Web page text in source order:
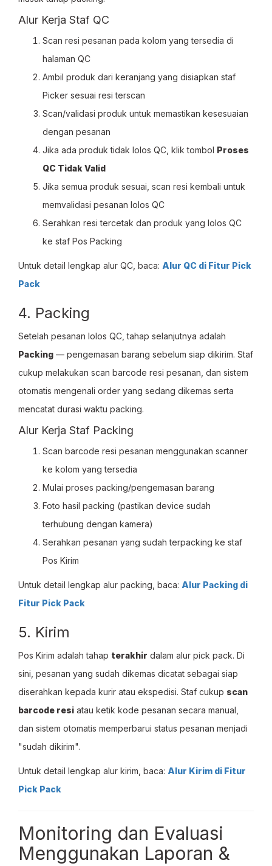
Alur Kerja Staf QC
Scan resi pesanan pada kolom yang tersedia di
halaman QC
Ambil produk dari keranjang yang disiapkan staf
Picker sesuai resi terscan
Scan/validasi produk untuk memastikan kesesuaian
dengan pesanan
Jika ada produk tidak lolos QC, klik tombol Proses
QC Tidak Valid
Jika semua produk sesuai, scan resi kembali untuk
memvalidasi pesanan lolos QC
Serahkan resi tercetak dan produk yang lolos QC
ke staf Pos Packing
Untuk detail lengkap alur QC, baca: Alur QC di Fitur Pick
Pack
4. Packing
Setelah pesanan lolos QC, tahap selanjutnya adalah
Packing — pengemasan barang sebelum siap dikirim. Staf
cukup melakukan scan barcode resi pesanan, dan sistem
otomatis mengenali order yang sedang dikemas serta
mencatat durasi waktu packing.
Alur Kerja Staf Packing
Scan barcode resi pesanan menggunakan scanner
ke kolom yang tersedia
Mulai proses packing/pengemasan barang
Foto hasil packing (pastikan device sudah
terhubung dengan kamera)
Serahkan pesanan yang sudah terpacking ke staf
Pos Kirim
Untuk detail lengkap alur packing, baca: Alur Packing di
Fitur Pick Pack
5. Kirim
Pos Kirim adalah tahap terakhir dalam alur pick pack. Di
sini, pesanan yang sudah dikemas dicatat sebagai siap
diserahkan kepada kurir atau ekspedisi. Staf cukup scan
barcode resi atau ketik kode pesanan secara manual,
dan sistem otomatis memperbarui status pesanan menjadi
"sudah dikirim".
Untuk detail lengkap alur kirim, baca: Alur Kirim di Fitur
Pick Pack
Monitoring dan Evaluasi
Menggunakan Laporan &